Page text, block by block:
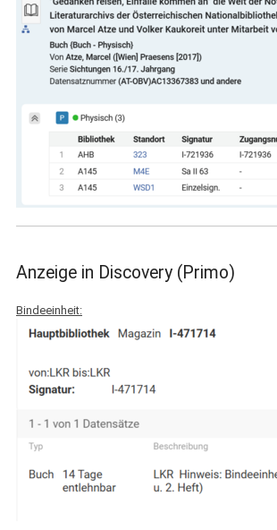
Anzeige in Discovery (Primo)
Bindeeinheit: